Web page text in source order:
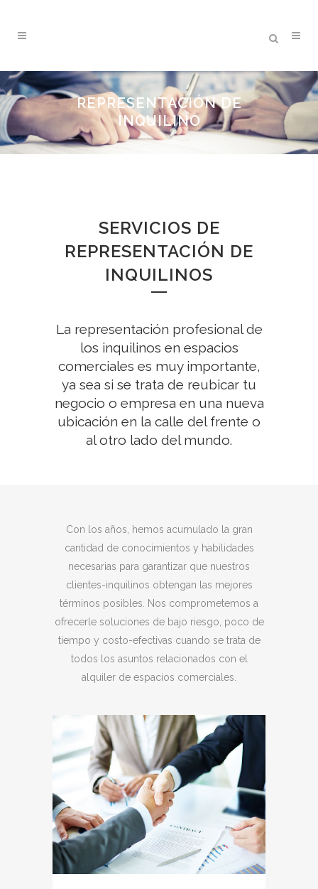
REPRESENTACIÓN DE
INQUILINO
SERVICIOS DE
REPRESENTACIÓN DE
INQUILINOS
La representación profesional de
los inquilinos en espacios
comerciales es muy importante,
ya sea si se trata de reubicar tu
negocio o empresa en una nueva
ubicación en la calle del frente o
al otro lado del mundo.
Con los años, hemos acumulado la gran
cantidad de conocimientos y habilidades
necesarias para garantizar que nuestros
clientes-inquilinos obtengan las mejores
términos posibles. Nos comprometemos a
ofrecerle soluciones de bajo riesgo, poco de
tiempo y costo-efectivas cuando se trata de
todos los asuntos relacionados con el
alquiler de espacios comerciales.